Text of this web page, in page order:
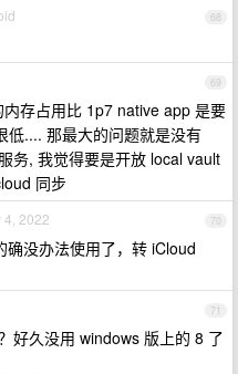
68
69
存占用比 1p7 native app 是要
.... 那最大的问题就是没有
务, 我觉得要是开放 local vault
同步
70
4, 2022
没办法使用了，转 iCloud
71
好久没用 windows 版上的 8 了